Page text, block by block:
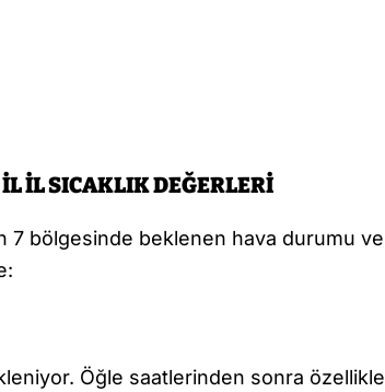
İL SICAKLIK DEĞERLERİ
bölgesinde beklenen hava durumu ve
Öğle saatlerinden sonra özellikle